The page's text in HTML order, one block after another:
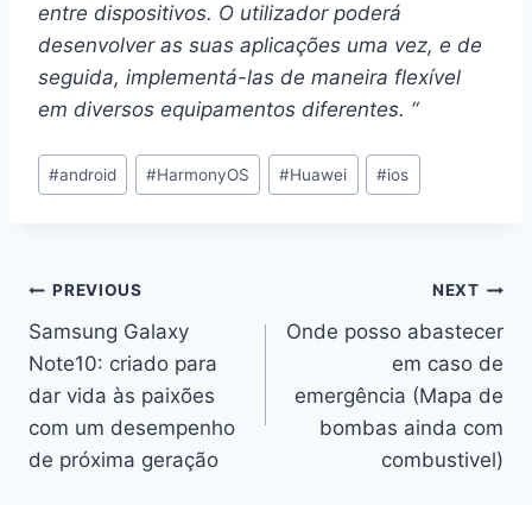
entre dispositivos. O utilizador poderá
desenvolver as suas aplicações uma vez, e de
seguida, implementá-las de maneira flexível
em diversos equipamentos diferentes. “
Post
Tags:
#android #HarmonyOS #Huawei #ios
Navegação
de
artigos
PREVIOUS
Samsung Galaxy
Note10: criado para
dar vida às paixões
com um desempenho
de próxima geração
NEXT
Onde posso abastecer
em caso de
emergência (Mapa de
bombas ainda com
combustivel)